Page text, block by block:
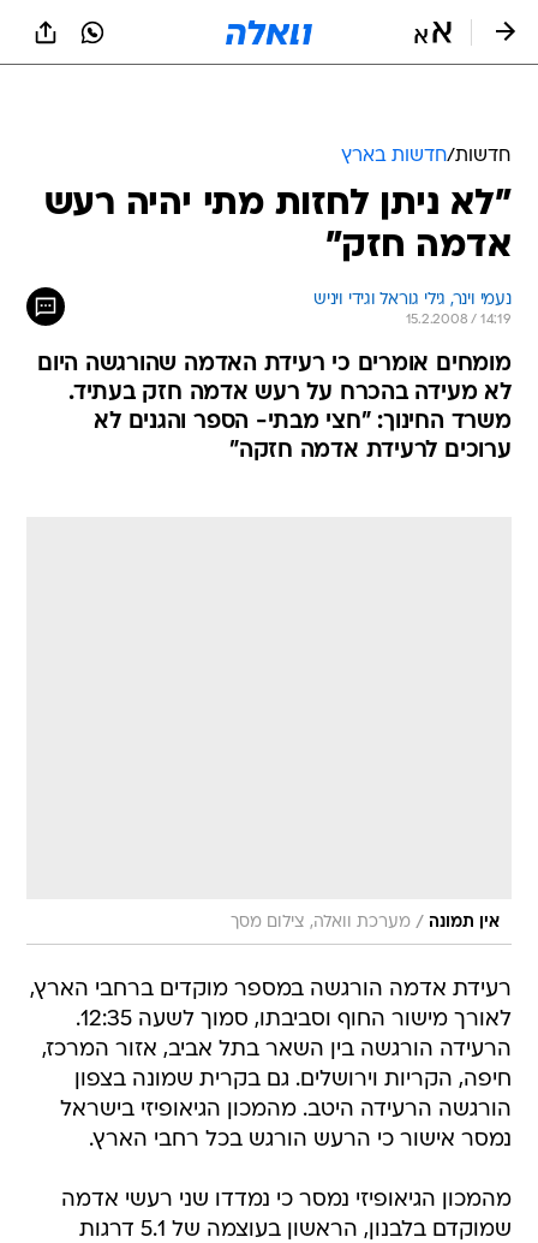
חדשות/חדשות בארץ
"לא ניתן לחזות מתי יהיה רעש
אדמה חזק"
נעמי וינר, גילי גוראל וגידי ויניש
15.2.2008 / 14:19
מומחים אומרים כי רעידת האדמה שהורגשה היום
לא מעידה בהכרח על רעש אדמה חזק בעתיד.
משרד החינוך: "חצי מבתי- הספר והגנים לא
ערוכים לרעידת אדמה חזקה"
אין תמונה / מערכת וואלה, צילום מסך
רעידת אדמה הורגשה במספר מוקדים ברחבי הארץ,
לאורך מישור החוף וסביבתו, סמוך לשעה 12:35.
הרעידה הורגשה בין השאר בתל אביב, אזור המרכז,
חיפה, הקריות וירושלים. גם בקרית שמונה בצפון
הורגשה הרעידה היטב. מהמכון הגיאופיזי בישראל
נמסר אישור כי הרעש הורגש בכל רחבי הארץ.
מהמכון הגיאופיזי נמסר כי נמדדו שני רעשי אדמה
שמוקדם בלבנון, הראשון בעוצמה של 5.1 דרגות